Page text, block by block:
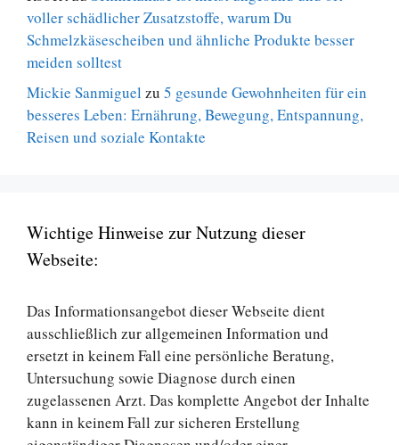
voller schädlicher Zusatzstoffe, warum Du
Schmelzkäsescheiben und ähnliche Produkte besser
meiden solltest
Mickie Sanmiguel zu 5 gesunde Gewohnheiten für ein
besseres Leben: Ernährung, Bewegung, Entspannung,
Reisen und soziale Kontakte
Wichtige Hinweise zur Nutzung dieser
Webseite:
Das Informationsangebot dieser Webseite dient
ausschließlich zur allgemeinen Information und
ersetzt in keinem Fall eine persönliche Beratung,
Untersuchung sowie Diagnose durch einen
zugelassenen Arzt. Das komplette Angebot der Inhalte
kann in keinem Fall zur sicheren Erstellung